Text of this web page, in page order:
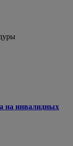
на инвалидных